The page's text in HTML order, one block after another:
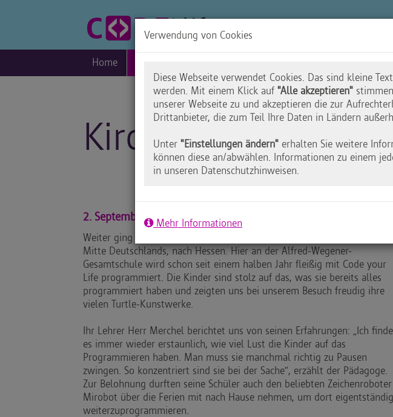
Home
Kirchhain in Hessen
2. September: Alfred-Wegener-Schule
Weiter ging es an diesem sonnigen Freitag Anfang September in die
Mitte Deutschlands, nach Hessen. Hier an der Alfred-Wegener-
Gesamtschule wird schon seit einem halben Jahr fleißig mit Code your
Life programmiert. Die Kinder sind stolz auf das, was sie bereits alles
programmiert haben und zeigten uns bei unserem Besuch freudig ihre
vielen Turtle-Kunstwerke.
Ihr Lehrer Herr Merchel berichtet uns von seinen Erfahrungen: „Ich finde
es immer wieder erstaunlich, wie viel Lust die Kinder auf das
Programmieren haben. Man muss sie manchmal richtig zu Pausen
zwingen. So konzentriert sind sie bei der Sache“, erzählt der Pädagoge.
Zur Belohnung durften seine Schüler auch den beliebten Zeichenroboter
Mirobot über die Ferien mit nach Hause nehmen, um dort eigentständig
weiterzuprogrammieren.
Verwendung von Cookies
Diese Webseite verwendet Cookies. Das sind kleine
werden. Mit einem Klick auf "Alle akzeptieren"
unserer Webseite zu und akzeptieren die zur
Drittanbieter, die zum Teil Ihre Daten in Ländern
Unter "Einstellungen ändern" erhalten Sie weitere
können diese an/abwählen. Informationen zu einem
in unseren Datenschutzhinweisen.
Mehr Informationen